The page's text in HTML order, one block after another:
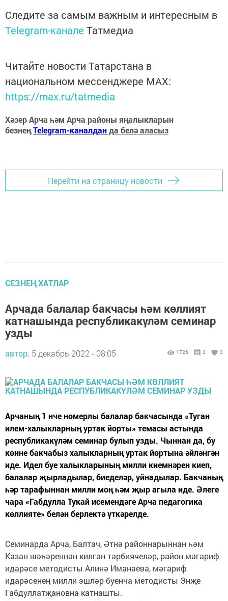
Следите за самым важным и интересным в
Telegram-канале Татмедиа
Читайте новости Татарстана в
национальном мессенджере MАХ:
https://max.ru/tatmedia
Хәзер Арча һәм Арча районы яңалыкларын
безнеңTelegram-каналданда белә аласыз
Перейти на страницу новости
СЕЗНЕҢ ХАТЛАР
Арчада балалар бакчасы һәм көллият
катнашында республикакүләм семинар
узды
автор, 5 декабрь 2022 - 08:05 1726 0 0
Арчаның 1 нче номерлы балалар бакчасында «Туган
илем-халыкларның уртак йорты» темасы астында
республикакүләм семинар булып узды. Чыннан да, бу
көнне бакчабыз халыкларның уртак йортына әйләнгән
иде. Идел буе халыкларының милли киемнәрен киеп,
балалар җырладылар, биеделәр, уйнадылар. Бакчаның
һәр тарафыннан милли моң һәм җыр агыла иде. Әлеге
чара «Габдулла Тукай исемендәге Арча педагогика
көллияте» белән берлектә үткәрелде.
Семинарда Арча, Балтач, Әтнә районнарыннан һәм
Казан шәһәреннән килгән тәрбиячеләр, район мәгариф
идарәсе методисты Алинә Иманаева, мәгариф
идарәсенең милли эшләр буенча методисты Энҗе
Габдуллатҗановна катнашты.